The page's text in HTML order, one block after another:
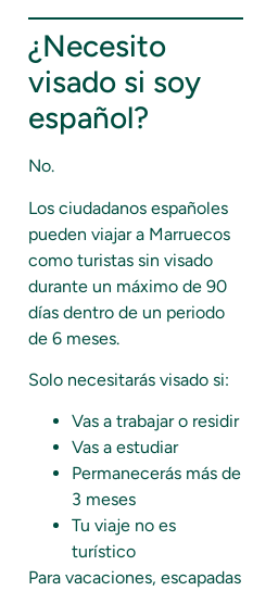
¿Necesito
visado si soy
español?
No.
Los ciudadanos españoles
pueden viajar a Marruecos
como turistas sin visado
durante un máximo de 90
días dentro de un periodo
de 6 meses.
Solo necesitarás visado si:
Vas a trabajar o residir
Vas a estudiar
Permanecerás más de
3 meses
Tu viaje no es
turístico
Para vacaciones, escapadas